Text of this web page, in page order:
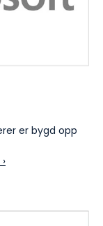
er bygd opp